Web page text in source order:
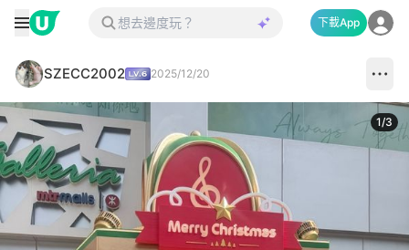
下載App
SZECC2002 2025/12/20
1/3